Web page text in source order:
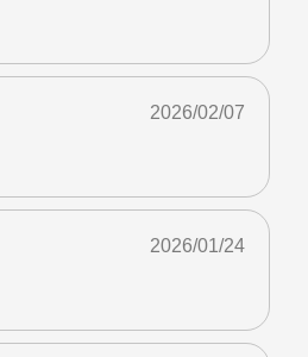
2026/02/07
2026/01/24